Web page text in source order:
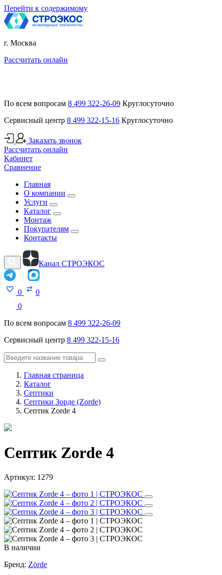
Перейти к содержимому
г. Москва
Рассчитать онлайн
По всем вопросам 8 499 322-26-09 Круглосуточно
Сервисный центр 8 499 322-15-16 Круглосуточно
Заказать звонок
Рассчитать онлайн
Кабинет
Сравнение
Главная
О компании
Услуги
Каталог
Монтаж
Покупателям
Контакты
Канал СТРОЭКОС
0
0
0
По всем вопросам 8 499 322-26-09
Сервисный центр 8 499 322-15-16
Главная страница
Каталог
Септики
Септики Зорде (Zorde)
Септик Zorde 4
Септик Zorde 4
Артикул: 1279
В наличии
Бренд: Zörde